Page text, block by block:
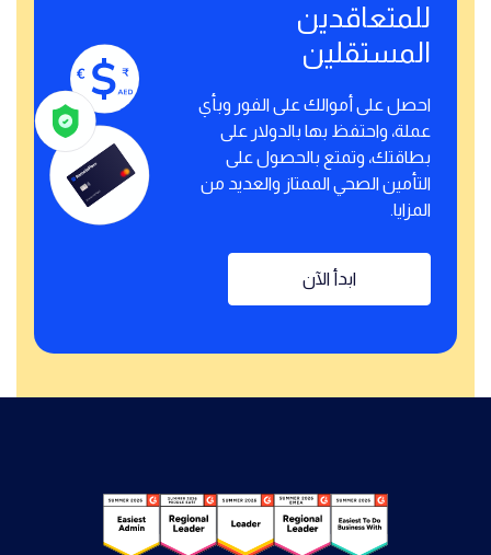
للمتعاقدين
المستقلين
احصل على أموالك على الفور وبأي
عملة، واحتفظ بها بالدولار على
بطاقتك، وتمتع بالحصول على
التأمين الصحي الممتاز والعديد من
المزايا.
ابدأ الآن